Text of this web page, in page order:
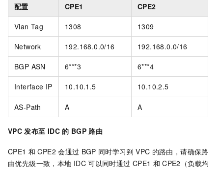
配置 CPE1 CPE2
Vlan Tag 1308 1309
Network 192.168.0.0/16 192.168.0.0/16
BGP ASN 6***3 6***4
Interface IP 10.10.1.5 10.10.2.5
AS-Path A A
VPC 发布至 IDC 的 BGP 路由
CPE1 和 CPE2 会通过 BGP 同时学习到 VPC 的路由，请确保路
由优先级一致，本地 IDC 可以同时通过 CPE1 和 CPE2（负载均